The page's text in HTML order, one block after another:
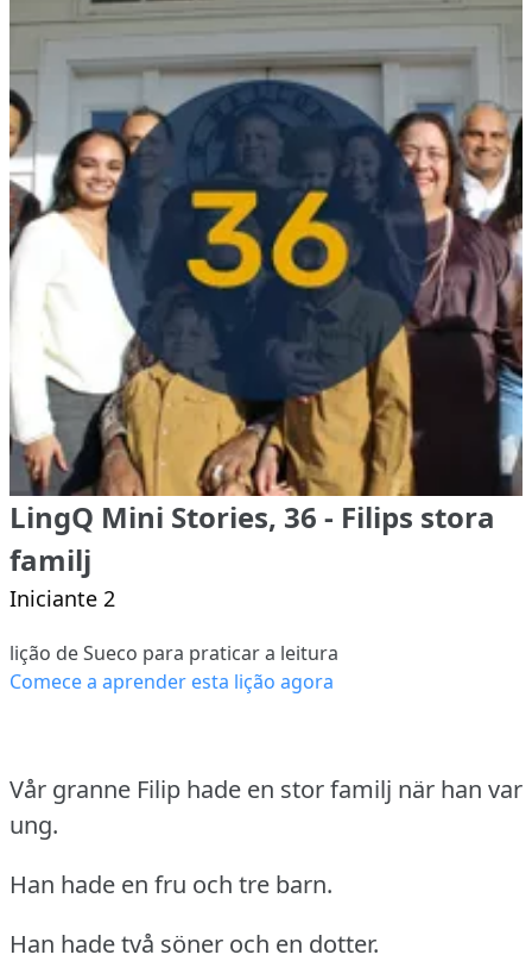
LingQ Mini Stories, 36 - Filips stora
familj
Iniciante 2
lição de Sueco para praticar a leitura
Comece a aprender esta lição agora
Vår granne Filip hade en stor familj när han var
ung.
Han hade en fru och tre barn.
Han hade två söner och en dotter.